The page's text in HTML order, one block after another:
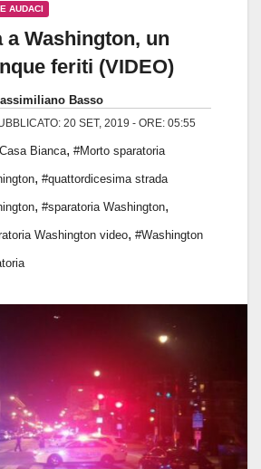
AUDACI
a Washington, un
feriti (VIDEO)
Basso
20 SET, 2019 - ORE: 05:55
Bianca, #Morto sparatoria
, #quattordicesima strada
, #sparatoria Washington,
Washington video, #Washington